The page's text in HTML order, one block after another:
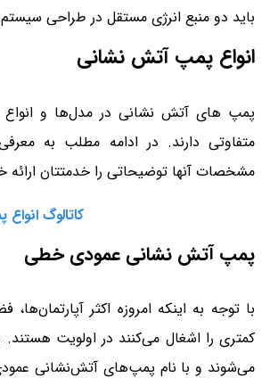
باید دو منبع انرژی مستقل در طراحی
انواع پمپ آتش نشانی
پمپ ‌های آتش ‌نشانی در مدل‌ها و انواع
متفاوتی دارند. در ادامه مطلب به
مشخصات آنها توضیحاتی را خدمتتان ارائه
کاتالوگ
پمپ آتش نشانی عمودی خطی
با توجه به اینکه امروزه اکثر
کمتری را اشغال می‌کنند در اولویت
می‌شوند و با نام پمپ‌های آتش‌نشانی